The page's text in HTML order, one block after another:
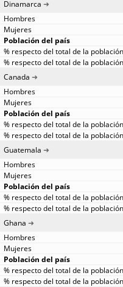
Dinamarca
Canada
Guatemala
Ghana